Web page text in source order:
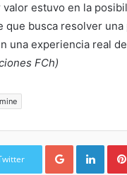
valor estuvo en la
que busca resolver
una experiencia real
FCh)
Google+ LinkedIn